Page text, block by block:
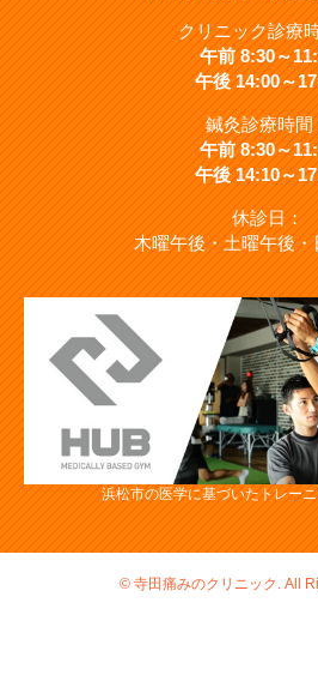
クリニック診療
午前 8:30～
午後 14:00～
鍼灸診療時間
午前 8:30～
午後 14:10～
休診日：
木曜午後・土曜午後・
浜松市の医学に基づいたトレー
©寺田痛みのクリニック. All